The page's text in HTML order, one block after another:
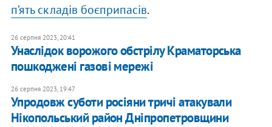
п’ять складів боєприпасів.
26 серпня 2023, 20:41
Унаслідок ворожого обстрілу Краматорська
пошкоджені газові мережі
26 серпня 2023, 19:47
Упродовж суботи росіяни тричі атакували
Нікопольський район Дніпропетровщини